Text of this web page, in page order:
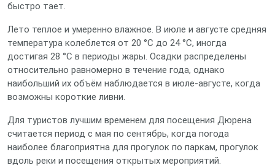
быстро тает.
Лето теплое и умеренно влажное. В июле и августе средняя
температура колеблется от 20 °C до 24 °C, иногда
достигая 28 °C в периоды жары. Осадки распределены
относительно равномерно в течение года, однако
наибольший их объём наблюдается в июле‑августе, когда
возможны короткие ливни.
Для туристов лучшим временем для посещения Дюрена
считается период с мая по сентябрь, когда погода
наиболее благоприятна для прогулок по паркам, прогулок
вдоль реки и посещения открытых мероприятий.